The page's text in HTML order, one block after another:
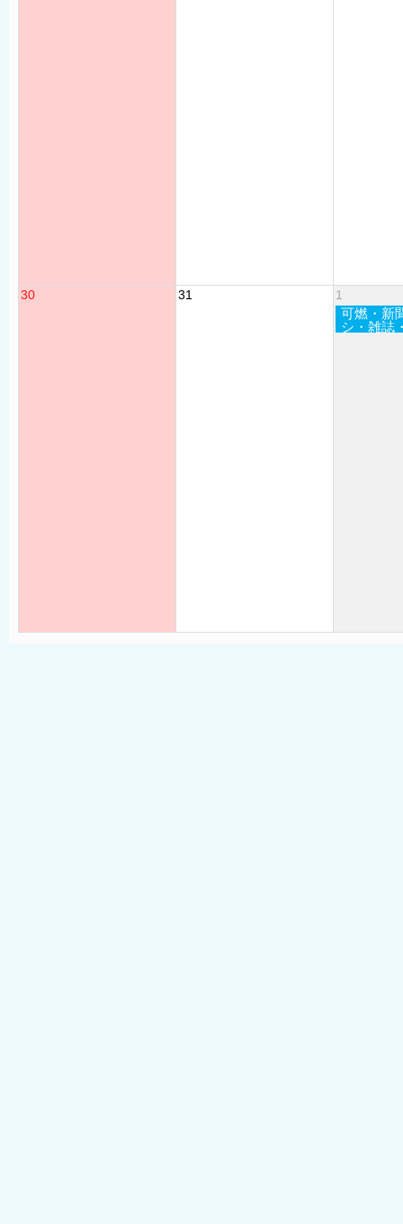
30 31 1
可燃・新
シ・雑誌